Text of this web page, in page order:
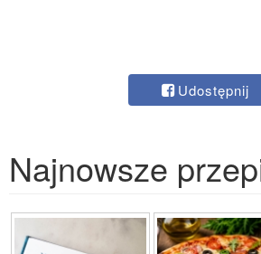
Udostępnij
Najnowsze